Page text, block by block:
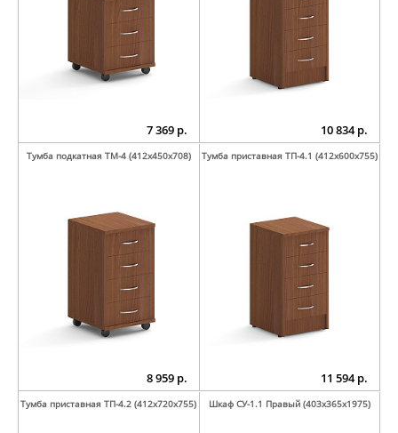
7 369 р. 10 834 р.
Тумба подкатная ТМ-4 (412х450х708)
8 959 р.
Тумба приставная ТП-4.1 (412х600х755)
11 594 р.
Тумба приставная ТП-4.2 (412х720х755) Шкаф СУ-1.1 Правый (403х365х1975)